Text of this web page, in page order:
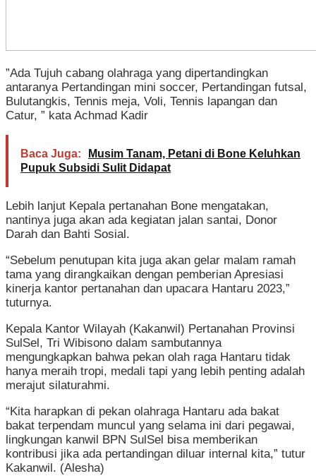
”Ada Tujuh cabang olahraga yang dipertandingkan
antaranya Pertandingan mini soccer, Pertandingan futsal,
Bulutangkis, Tennis meja, Voli, Tennis lapangan dan
Catur, ” kata Achmad Kadir
Baca Juga:
Musim Tanam, Petani di Bone Keluhkan
Pupuk Subsidi Sulit Didapat
Lebih lanjut Kepala pertanahan Bone mengatakan,
nantinya juga akan ada kegiatan jalan santai, Donor
Darah dan Bahti Sosial.
“Sebelum penutupan kita juga akan gelar malam ramah
tama yang dirangkaikan dengan pemberian Apresiasi
kinerja kantor pertanahan dan upacara Hantaru 2023,”
tuturnya.
Kepala Kantor Wilayah (Kakanwil) Pertanahan Provinsi
SulSel, Tri Wibisono dalam sambutannya
mengungkapkan bahwa pekan olah raga Hantaru tidak
hanya meraih tropi, medali tapi yang lebih penting adalah
merajut silaturahmi.
“Kita harapkan di pekan olahraga Hantaru ada bakat
bakat terpendam muncul yang selama ini dari pegawai,
lingkungan kanwil BPN SulSel bisa memberikan
kontribusi jika ada pertandingan diluar internal kita,” tutur
Kakanwil. (Alesha)